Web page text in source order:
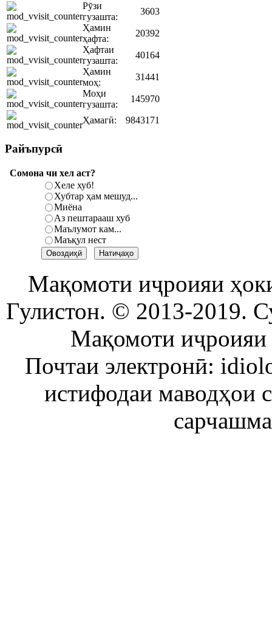
Рӯзи
гузашта:
3603
Ҳамин
ҳафта:
20392
Ҳафтаи
гузашта:
40164
Ҳамин
моҳ:
31441
Моҳи
гузашта:
145970
Ҳамагӣ: 9843171
Райъпурсӣ
Сомона чи хел аст?
Хеле хуб!
Хубтар ҳам мешуд...
Миёна
Аз пештарааш хуб
Маълумот кам...
Маъқул нест
Мақомоти иҷроияи
Гулистон. © 2013-2019.
Мақомоти иҷроияи
Почтаи электронӣ:
истифодаи маводҳои